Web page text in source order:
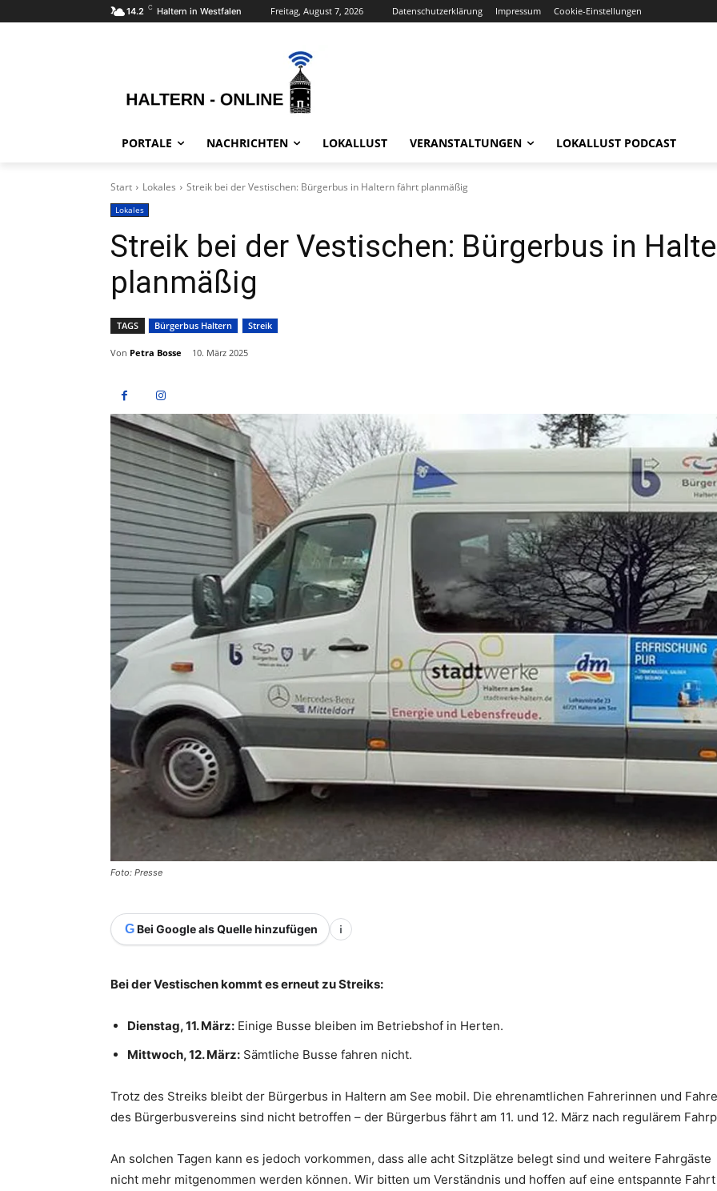
14.2 C Haltern in Westfalen Freitag, August 7, 2026 Datenschutzerklärung Impressum Cookie-Einstellungen
PORTALE NACHRICHTEN LOKALLUST VERANSTALTUNGEN LOKALLUST PODCAST
Start Lokales Streik bei der Vestischen: Bürgerbus in Haltern fährt planmäßig
Lokales
Streik bei der Vestischen: Bürgerbus in
planmäßig
TAGS Bürgerbus Haltern Streik
Von Petra Bosse 10. März 2025
Foto: Presse
G Bei Google als Quelle hinzufügen i
Bei der Vestischen kommt es erneut zu Streiks:
Dienstag, 11. März: Einige Busse bleiben im Betriebshof in Herten.
Mittwoch, 12. März: Sämtliche Busse fahren nicht.
Trotz des Streiks bleibt der Bürgerbus in Haltern am See mobil. Die ehrenamtlichen Fahrerinnen und
des Bürgerbusvereins sind nicht betroffen – der Bürgerbus fährt am 11. und 12. März nach regulärem
An solchen Tagen kann es jedoch vorkommen, dass alle acht Sitzplätze belegt sind und weitere Fahrgäste
nicht mehr mitgenommen werden können. Wir bitten um Verständnis und hoffen auf eine entspannte